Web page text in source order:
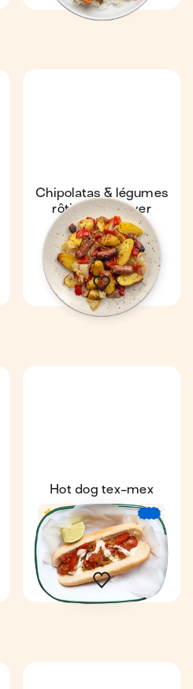
Chipolatas & légumes
rôtis au air-fryer
48 min 1
Hot dog tex-mex
4,6 17 min €
1